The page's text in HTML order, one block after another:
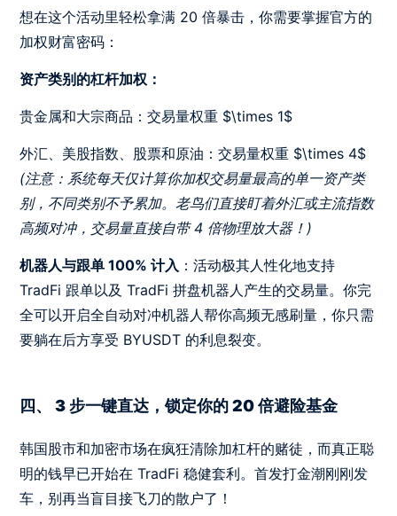
想在这个活动里轻松拿满 20 倍暴击，你需要掌握官方的
加权财富密码：
资产类别的杠杆加权：
贵金属和大宗商品：交易量权重 $\times 1$
外汇、美股指数、股票和原油：交易量权重 $\times 4$
(注意：系统每天仅计算你加权交易量最高的单一资产类
别，不同类别不予累加。老鸟们直接盯着外汇或主流指数
高频对冲，交易量直接自带 4 倍物理放大器！)
机器人与跟单 100% 计入 ：活动极其人性化地支持
TradFi 跟单以及 TradFi 拼盘机器人产生的交易量。你完
全可以开启全自动对冲机器人帮你高频无感刷量，你只需
要躺在后方享受 BYUSDT 的利息裂变。
四、 3 步一键直达，锁定你的 20 倍避险基金
韩国股市和加密市场在疯狂清除加杠杆的赌徒，而真正聪
明的钱早已开始在 TradFi 稳健套利。首发打金潮刚刚发
车，别再当盲目接飞刀的散户了！